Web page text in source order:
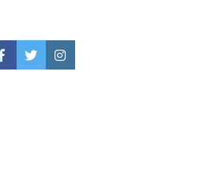
FacebookTwitterInstagram